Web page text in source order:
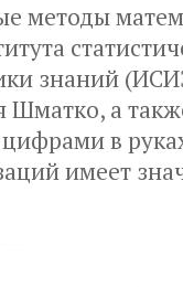
методы
знаний
а
в
имеет